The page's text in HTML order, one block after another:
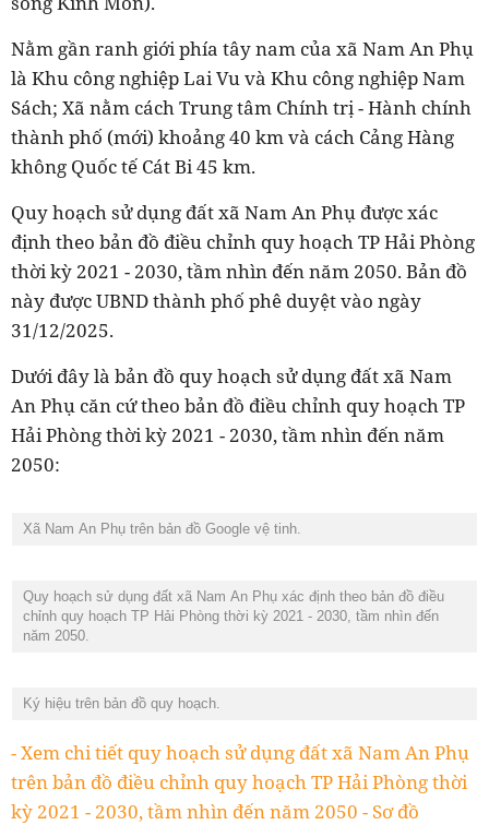
Nằm gần ranh giới phía tây nam của xã Nam An Phụ
là Khu công nghiệp Lai Vu và Khu công nghiệp Nam
Sách; Xã nằm cách Trung tâm Chính trị - Hành chính
thành phố (mới) khoảng40 km và cách Cảng Hàng
không Quốc tế Cát Bi45 km.
Quy hoạch sử dụng đất xã Nam An Phụ được xác
định theo bản đồ điều chỉnh quy hoạch TP Hải Phòng
thời kỳ 2021 - 2030, tầm nhìn đến năm 2050. Bản đồ
này được UBND thành phố phê duyệt vào ngày
31/12/2025.
Dưới đây là bản đồ quy hoạch sử dụng đất xã Nam
An Phụ căn cứ theo bản đồ điều chỉnh quy hoạch TP
Hải Phòng thời kỳ 2021 - 2030, tầm nhìn đến năm
2050:
Xã Nam An Phụ trên bản đồ Google vệ tinh.
Quy hoạch sử dụng đất xã Nam An Phụ xác định theo bản đồ điều
chỉnh quy hoạch TP Hải Phòng thời kỳ 2021 - 2030, tầm nhìn đến
năm 2050.
Ký hiệu trên bản đồ quy hoạch.
- Xem chi tiết quy hoạch sử dụng đất xã Nam An Phụ
trên bản đồ điều chỉnh quy hoạch TP Hải Phòng thời
kỳ 2021 - 2030, tầm nhìn đến năm 2050 - Sơ đồ